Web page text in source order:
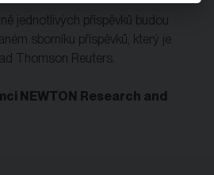
jednotlivých příspěvků budou
sborníku příspěvků, který je
Thomson Reuters.
NEWTON Research and